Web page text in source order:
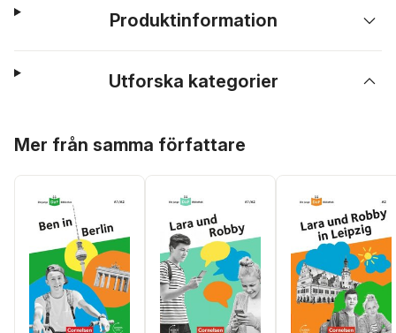
Produktinformation
Utforska kategorier
Mer från samma författare